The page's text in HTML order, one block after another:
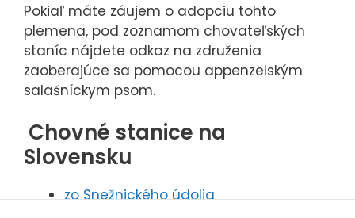
Pokiaľ máte záujem o adopciu tohto
plemena, pod zoznamom chovateľských
staníc nájdete odkaz na združenia
zaoberajúce sa pomocou appenzelským
salašníckym psom.
Chovné stanice na
Slovensku
zo Snežnického údolia